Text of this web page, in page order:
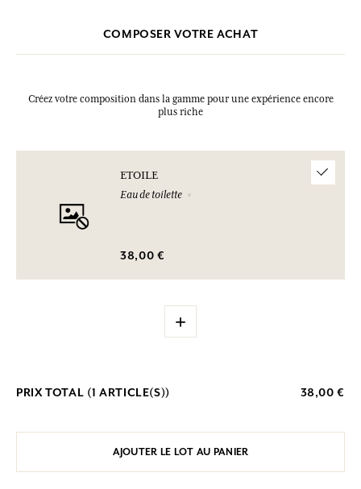
COMPOSER VOTRE ACHAT
Créez votre composition dans la gamme pour une expérience encore
plus riche
ETOILE
Eau de toilette
38,00 €
+
PRIX TOTAL (1 ARTICLE(S)) 38,00 €
AJOUTER LE LOT AU PANIER